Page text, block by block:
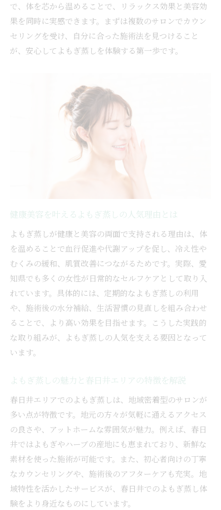
一回のよもぎ蒸しで期待できる変化とは
冷えやむくみに悩む方によもぎ蒸しが選ば
れる理由
よもぎ蒸し体験者の声から見るおすすめの
ホンマでっかTVで話題のよもぎ蒸し効果を
婦人科系の不調改善によもぎ蒸しが役立つ
名古屋で見つけるよもぎ蒸しの新しい楽しみ方
名古屋でよもぎ蒸しを楽しむ最新トレンド
ペアで体験できるよもぎ蒸し名古屋の楽し
み方
久屋大通や金山で話題のよもぎ蒸しスポッ
ト
よもぎ蒸し名古屋おすすめの選び方を伝授
自宅で楽しむよもぎ蒸しセット活用術
SNSで人気のよもぎ蒸し体験シェアのコツ
料金相場やコスパを徹底解説するよもぎ蒸し案
内
用法
名古屋で安いよもぎ蒸しを見つけるポイン
ト
料金相場から見るよもぎ蒸しのお得な通い
方
よもぎ蒸し春日井で賢くサロン選びをする
方法
コスパ良く通えるよもぎ蒸しの比較ポイン
ト
で、体を芯から温めることで、リラックス効果と美容効
果を同時に実感できます。まずは複数のサロンでカウン
セリングを受け、自分に合った施術法を見つけること
が、安心してよもぎ蒸しを体験する第一歩です。
健康美容を叶えるよもぎ蒸しの人気理由とは
よもぎ蒸しが健康と美容の両面で支持される理由は、体
を温めることで血行促進や代謝アップを促し、冷え性や
むくみの緩和、肌質改善につながるためです。実際、愛
知県でも多くの女性が日常的なセルフケアとして取り入
れています。具体的には、定期的なよもぎ蒸しの利用
や、施術後の水分補給、生活習慣の見直しを組み合わせ
ることで、より高い効果を目指せます。こうした実践的
な取り組みが、よもぎ蒸しの人気を支える要因となって
います。
よもぎ蒸しの魅力と春日井エリアの特徴を解説
春日井エリアでのよもぎ蒸しは、地域密着型のサロンが
多い点が特徴です。地元の方々が気軽に通えるアクセス
の良さや、アットホームな雰囲気が魅力。例えば、春日
井ではよもぎやハーブの産地にも恵まれており、新鮮な
素材を使った施術が可能です。また、初心者向けの丁寧
なカウンセリングや、施術後のアフターケアも充実。地
域特性を活かしたサービスが、春日井でのよもぎ蒸し体
験をより身近なものにしています。